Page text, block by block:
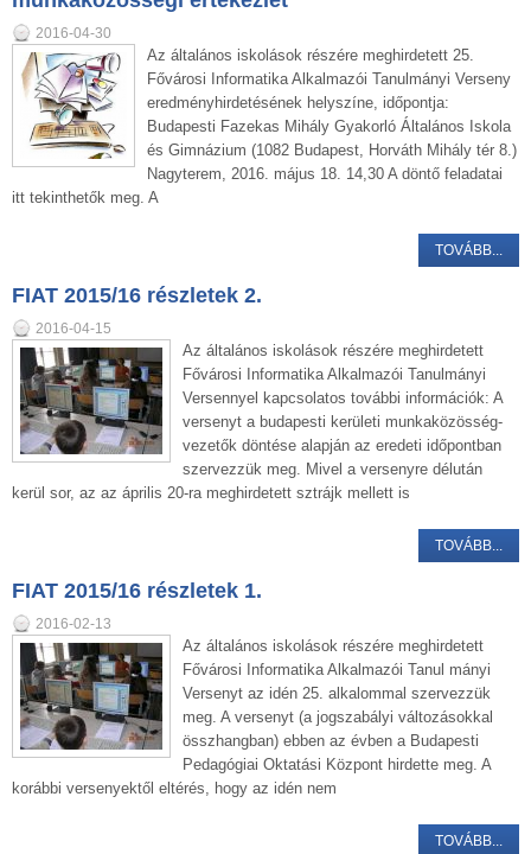
2016-04-30
Az általános iskolások részére meghirdetett 25.
Fővárosi Informatika Alkalmazói Tanulmányi Verseny
eredményhirdetésének helyszíne, időpontja:
Budapesti Fazekas Mihály Gyakorló Általános Iskola
és Gimnázium (1082 Budapest, Horváth Mihály tér 8.)
Nagyterem, 2016. május 18. 14,30 A döntő feladatai
itt tekinthetők meg. A
TOVÁBB...
FIAT 2015/16 részletek 2.
2016-04-15
Az általános iskolások részére meghirdetett
Fővárosi Informatika Alkalmazói Tanulmányi
Versennyel kapcsolatos további információk: A
versenyt a budapesti kerületi munkaközösség-
vezetők döntése alapján az eredeti időpontban
szervezzük meg. Mivel a versenyre délután
kerül sor, az az április 20-ra meghirdetett sztrájk mellett is
TOVÁBB...
FIAT 2015/16 részletek 1.
2016-02-13
Az általános iskolások részére meghirdetett
Fővárosi Informatika Alkalmazói Tanul mányi
Versenyt az idén 25. alkalommal szervezzük
meg. A versenyt (a jogszabályi változásokkal
összhangban) ebben az évben a Budapesti
Pedagógiai Oktatási Központ hirdette meg. A
korábbi versenyektől eltérés, hogy az idén nem
TOVÁBB...